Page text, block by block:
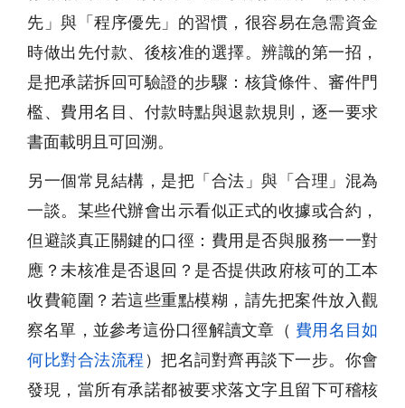
先」與「程序優先」的習慣，很容易在急需資金
時做出先付款、後核准的選擇。辨識的第一招，
是把承諾拆回可驗證的步驟：核貸條件、審件門
檻、費用名目、付款時點與退款規則，逐一要求
書面載明且可回溯。
另一個常見結構，是把「合法」與「合理」混為
一談。某些代辦會出示看似正式的收據或合約，
但避談真正關鍵的口徑：費用是否與服務一一對
應？未核准是否退回？是否提供政府核可的工本
收費範圍？若這些重點模糊，請先把案件放入觀
察名單，並參考這份口徑解讀文章（ 費用名目如
何比對合法流程 ）把名詞對齊再談下一步。你會
發現，當所有承諾都被要求落文字且留下可稽核